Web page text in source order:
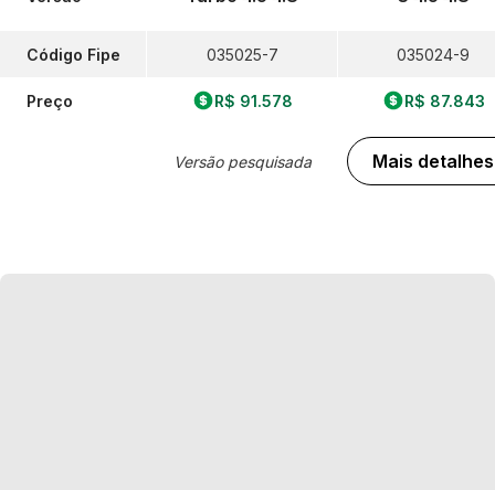
Código Fipe
Preço
035025-7
R$ 91.578
Versão pesquisada
035024-9
R$ 87.843
Mais detalhes